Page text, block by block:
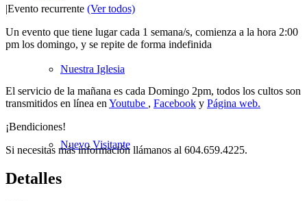
Nuestra Iglesia
Nuevo Visitante
|Evento recurrente (Ver todos)
Un evento que tiene lugar cada 1 semana/s, comienza a la hora 2:00
pm los domingo, y se repite de forma indefinida
El servicio de la mañana es cada Domingo 2pm, todos los cultos son
transmitidos en línea en Youtube , Facebook y Página web.
¡Bendiciones!
Si necesitas más información llámanos al 604.659.4225.
Detalles